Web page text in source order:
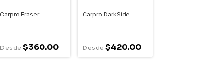
Carpro Eraser
$360.00
Carpro DarkSide
$420.00